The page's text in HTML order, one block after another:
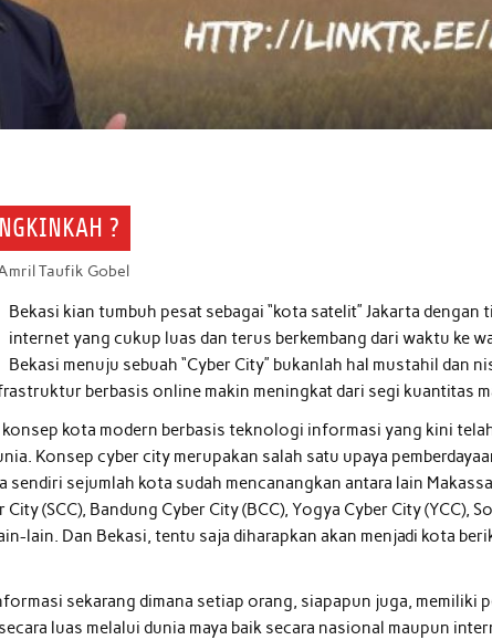
?
Taufik Gobel
Bekasi kian tumbuh pesat sebagai “kota satelit” Jakarta
internet yang cukup luas dan terus berkembang dari waktu ke
Bekasi menuju sebuah “Cyber City” bukanlah hal mustahil dan
berbasis online makin meningkat dari segi kuantitas
kota modern berbasis teknologi informasi yang kini
Konsep cyber city merupakan salah satu upaya
sejumlah kota sudah mencanangkan antara lain
(SCC), Bandung Cyber City (BCC), Yogya Cyber City (YCC),
lain. Dan Bekasi, tentu saja diharapkan akan menjadi kota
sekarang dimana setiap orang, siapapun juga, memiliki
luas melalui dunia maya baik secara nasional maupun